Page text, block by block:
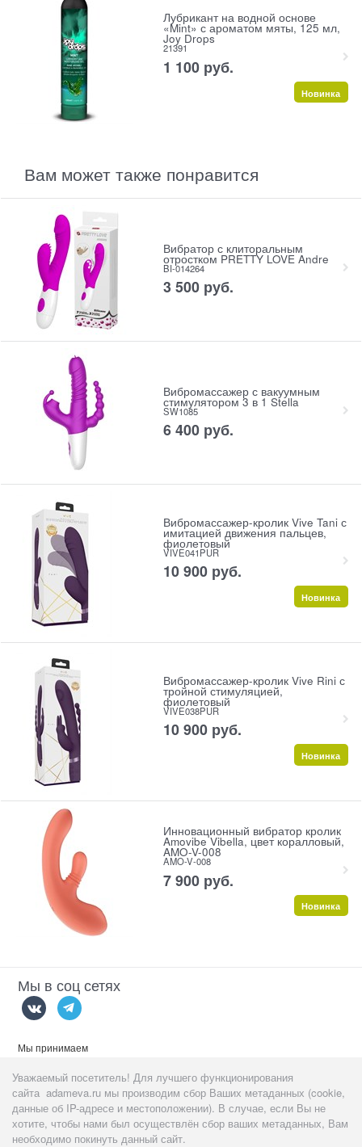
Лубрикант на водной основе
«Mint» с ароматом мяты, 125 мл,
Joy Drops
21391
1 100 руб.
Новинка
Вам может также понравится
Вибратор с клиторальным
отростком PRETTY LOVE Andre
BI-014264
3 500 руб.
Вибромассажер с вакуумным
стимулятором 3 в 1 Stella
SW1085
6 400 руб.
Вибромассажер-кролик Vive Tani с
имитацией движения пальцев,
фиолетовый
VIVE041PUR
10 900 руб.
Новинка
Вибромассажер-кролик Vive Rini с
тройной стимуляцией,
фиолетовый
VIVE038PUR
10 900 руб.
Новинка
Инновационный вибратор кролик
Amovibe Vibella, цвет коралловый,
AMO-V-008
AMO-V-008
7 900 руб.
Новинка
Мы в соц сетях
Мы принимаем
Данный сайт предназначентолько для пользователей старше 18
лет!
Уважаемый посетитель! Для лучшего функционирования
сайта adameva.ru мы производим сбор Ваших метаданных (cookie,
данные об IP-адресе и местоположении). В случае, если Вы не
хотите, чтобы нами был осуществлён сбор ваших метаданных, Вам
необходимо покинуть данный сайт.